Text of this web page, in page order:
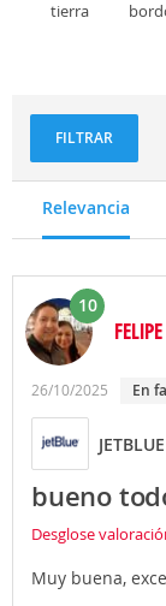
tierra
FILTRAR
Relevancia
10
FELIPE
26/10/2025 En
JETBLUE
bueno
Desglose
Muy buena,